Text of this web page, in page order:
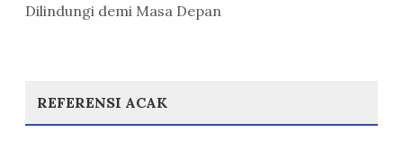
Dilindungi demi Masa Depan
REFERENSI ACAK